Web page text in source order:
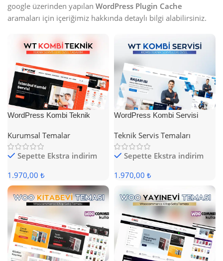
google üzerinden yapılan WordPress Plugin Cache
aramaları için içeriğimiz hakkında detaylı bilgi alabilirsiniz.
WordPress Kombi Teknik
Kurumsal Temalar
Sepette Ekstra indirim
1.970,00 ₺
WordPress Kombi Servisi
Teknik Servis Temaları
Sepette Ekstra indirim
1.970,00 ₺